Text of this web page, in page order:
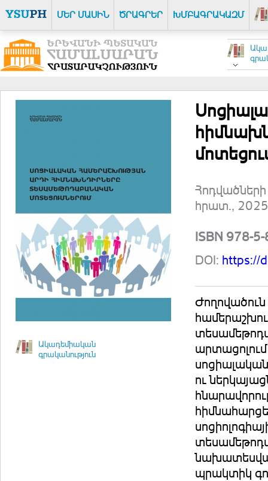
ՄԵՐ ՄԱՍԻՆ ԾՐԱԳՐԵՐ ԽՄԲԱԳՐԱԿԱԶՄ
Ակադեմիական
գրականություն
հրատ.,
ISBN 978-
DOI: https://
ու
պրակտիկ